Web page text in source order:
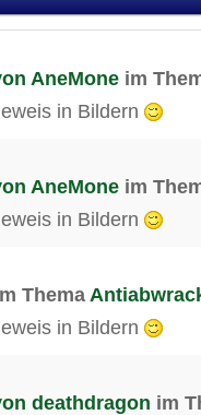
AneMone im
in Bildern
AneMone im
in Bildern
Thema
in Bildern
deathdragon im